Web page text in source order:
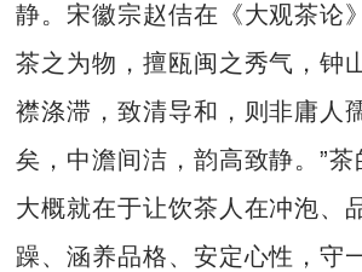
静。宋徽宗赵佶在《大观茶论
茶之为物，擅瓯闽之秀气，钟
襟涤滞，致清导和，则非庸人
矣，中澹间洁，韵高致静。”茶
大概就在于让饮茶人在冲泡、
躁、涵养品格、安定心性，守